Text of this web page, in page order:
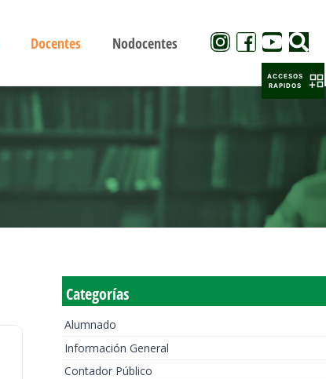
Docentes Nodocentes
Categorías
Alumnado
Información General
Contador Público
ACCESOS
RAPIDOS